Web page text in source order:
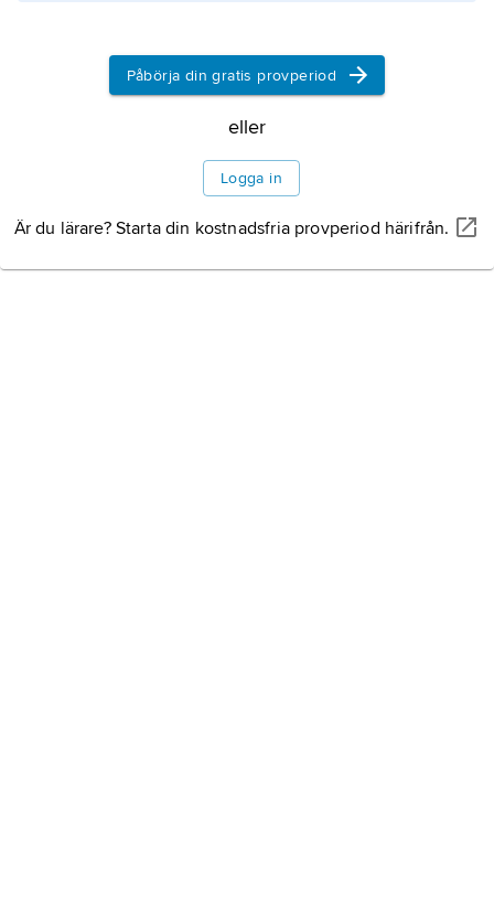
Information om artikeln
Påbörja din gratis provperiod
eller
Logga in
Är du lärare? Starta din kostnadsfria provperiod härifrån.